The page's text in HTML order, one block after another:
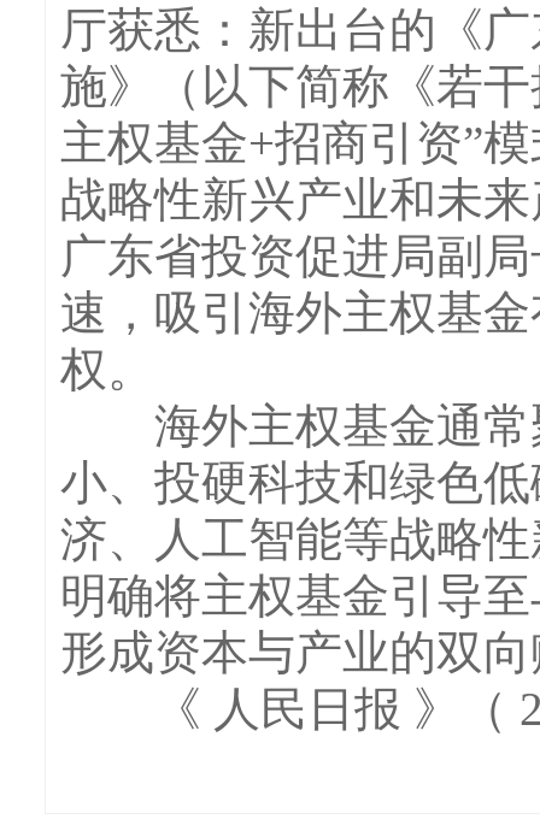
厅获悉：新出台的《
施》（以下简称《若
主权基金+招商引资”
战略性新兴产业和未
广东省投资促进局副
速，吸引海外主权基
权。
海外主权基金通常
小、投硬科技和绿色
济、人工智能等战略
明确将主权基金引导
形成资本与产业的双
《 人民日报 》（